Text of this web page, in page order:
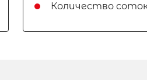
Количество